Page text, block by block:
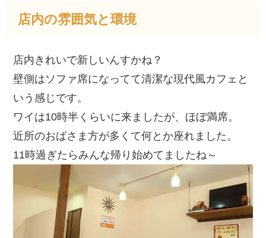
店内の雰囲気と環境
店内きれいで新しいんすかね？
壁側はソファ席になってて清潔な現代風カフェと
いう感じです。
ワイは10時半くらいに来ましたが、ほぼ満席。
近所のおばさま方が多くて何とか座れました。
11時過ぎたらみんな帰り始めてましたね～